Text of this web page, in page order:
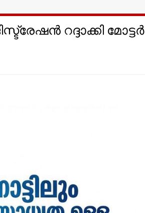
റദ്ദാക്കി മോട്ടര്‍